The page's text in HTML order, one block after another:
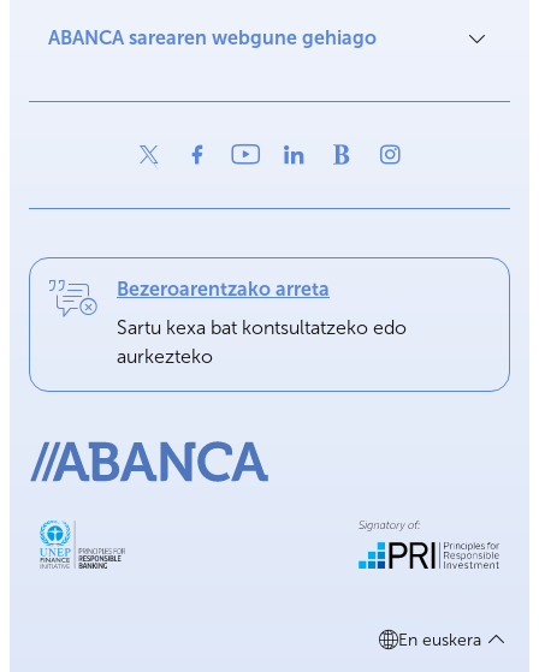
ABANCA sarearen webgune gehiago
Bezeroarentzako arreta
Sartu kexa bat kontsultatzeko edo
aurkezteko
En euskera